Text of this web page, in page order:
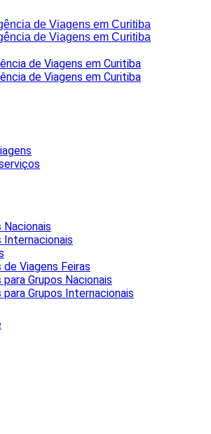
Viagens Feiras
Grupos Nacionais
Grupos Internacionais